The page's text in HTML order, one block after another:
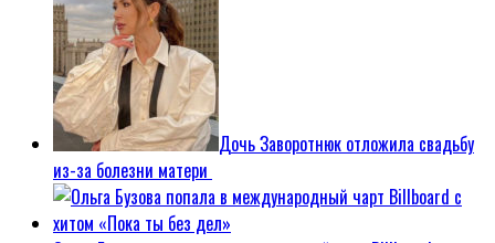
Дочь Заворотнюк отложила свадьбу
из-за болезни матери